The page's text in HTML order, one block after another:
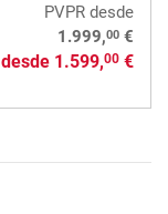
PVPRdesde
1.999,00€
desde 1.599,00€